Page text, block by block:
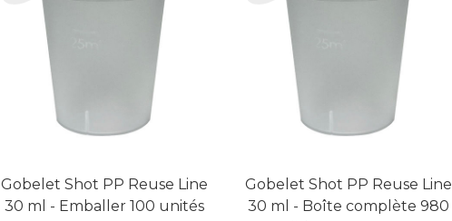
Gobelet Shot PP Reuse Line
30 ml - Emballer 100 unités
Gobelet Shot PP Reuse Line
30 ml - Boîte complète 980